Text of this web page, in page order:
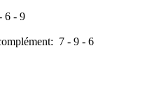
6 - 9
7 - 9 - 6